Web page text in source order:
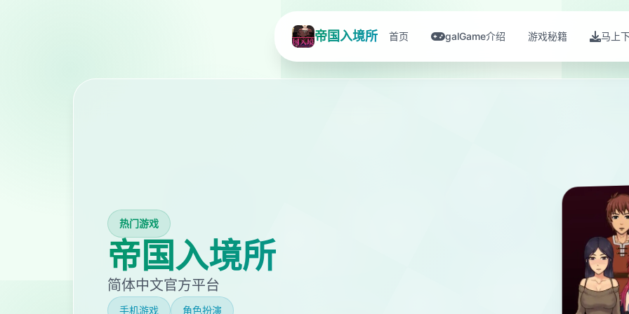
帝国入境所 首页 galGame介绍 游戏秘籍 马上
热门游戏
帝国入境所
简体中文官方平台
手机游戏 角色扮演